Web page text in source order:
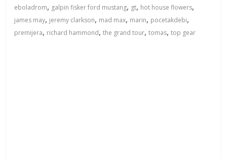
eboladrom, galpin fisker ford mustang, gt, hot house flowers,
james may, jeremy clarkson, mad max, marin, pocetakdebi,
premijera, richard hammond,the grand tour,tomas,top gear